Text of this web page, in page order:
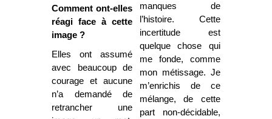
Comment ont-elles
réagi face à cette
image ?
Elles ont assumé
avec beaucoup de
courage et aucune
n’a demandé de
retrancher une
manques de
l’histoire. Cette
incertitude est
quelque chose qui
me fonde, comme
mon métissage. Je
m’enrichis de ce
mélange, de cette
part non-décidable,